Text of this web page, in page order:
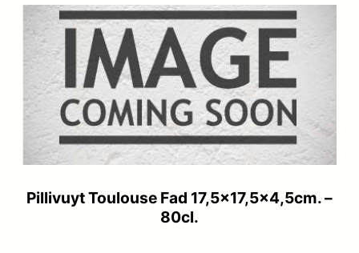
Pillivuyt Toulouse Fad 17,5×17,5×4,5cm. –
80cl.